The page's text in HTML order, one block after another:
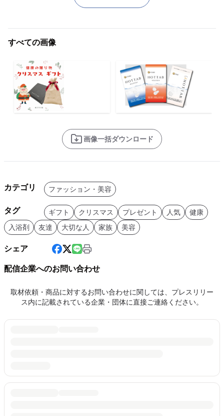
すべての画像
画像一括ダウンロード
カテゴリ ファッション・美容
タグ ギフト クリスマス プレゼント 人気
健康
入浴剤
友達 大切な人 家族 美容
シェア
配信企業へのお問い合わせ
取材依頼・商品に対するお問い合わせに関しては、プレスリリー
ス内に記載されている企業・団体に直接ご連絡ください。